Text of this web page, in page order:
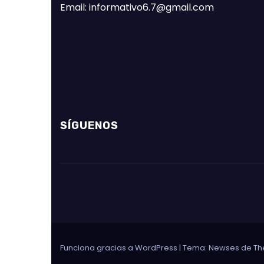
Email: informativo6.7@gmail.com
SÍGUENOS
Funciona gracias a WordPress | Tema: Newses de